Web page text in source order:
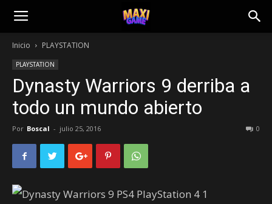
Inicio PLAYSTATION
PLAYSTATION
Dynasty Warriors 9 derriba a
todo un mundo abierto
Por Boscal - julio 25, 2016 0